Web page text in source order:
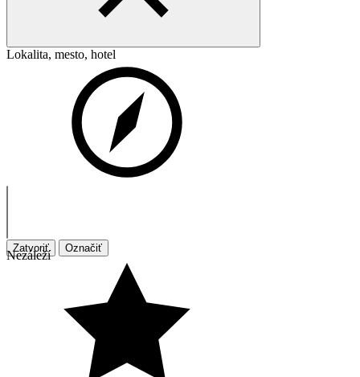
Lokalita, mesto, hotel
Zatvoriť Označiť
Nezáleží